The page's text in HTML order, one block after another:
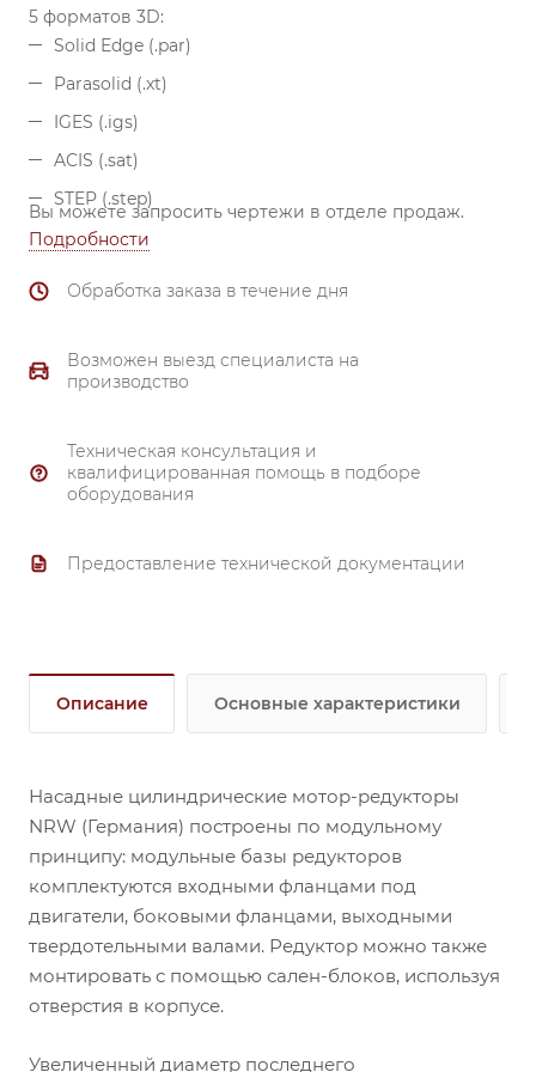
5 форматов 3D:
Solid Edge (.par)
Parasolid (.xt)
IGES (.igs)
ACIS (.sat)
STEP (.step)
Вы можете запросить чертежи в отделе продаж.
Подробности
Обработка заказа в течение дня
Возможен выезд специалиста на
производство
Техническая консультация и
квалифицированная помощь в подборе
оборудования
Предоставление технической документации
Описание Основные характеристики
Насадные цилиндрические мотор-редукторы
NRW (Германия) построены по модульному
принципу: модульные базы редукторов
комплектуются входными фланцами под
двигатели, боковыми фланцами, выходными
твердотельными валами. Редуктор можно также
монтировать с помощью сален-блоков, используя
отверстия в корпусе.
Увеличенный диаметр последнего